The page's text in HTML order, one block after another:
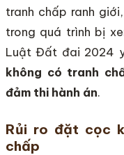
tranh chấp ranh
trong quá trình bị
Luật Đất đai 2024
không có tranh
đảm thi hành án.
Rủi ro đặt cọc
chấp